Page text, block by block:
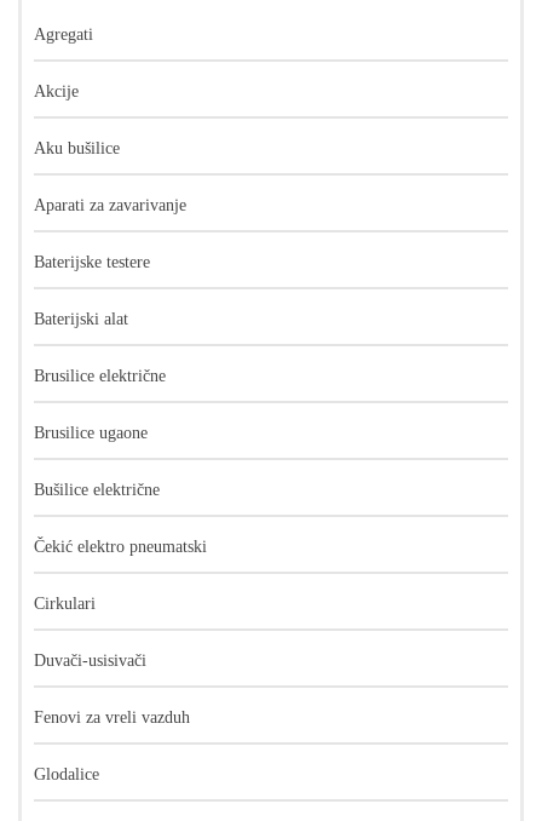
Agregati
Akcije
Aku bušilice
Aparati za zavarivanje
Baterijske testere
Baterijski alat
Brusilice električne
Brusilice ugaone
Bušilice električne
Čekić elektro pneumatski
Cirkulari
Duvači-usisivači
Fenovi za vreli vazduh
Glodalice